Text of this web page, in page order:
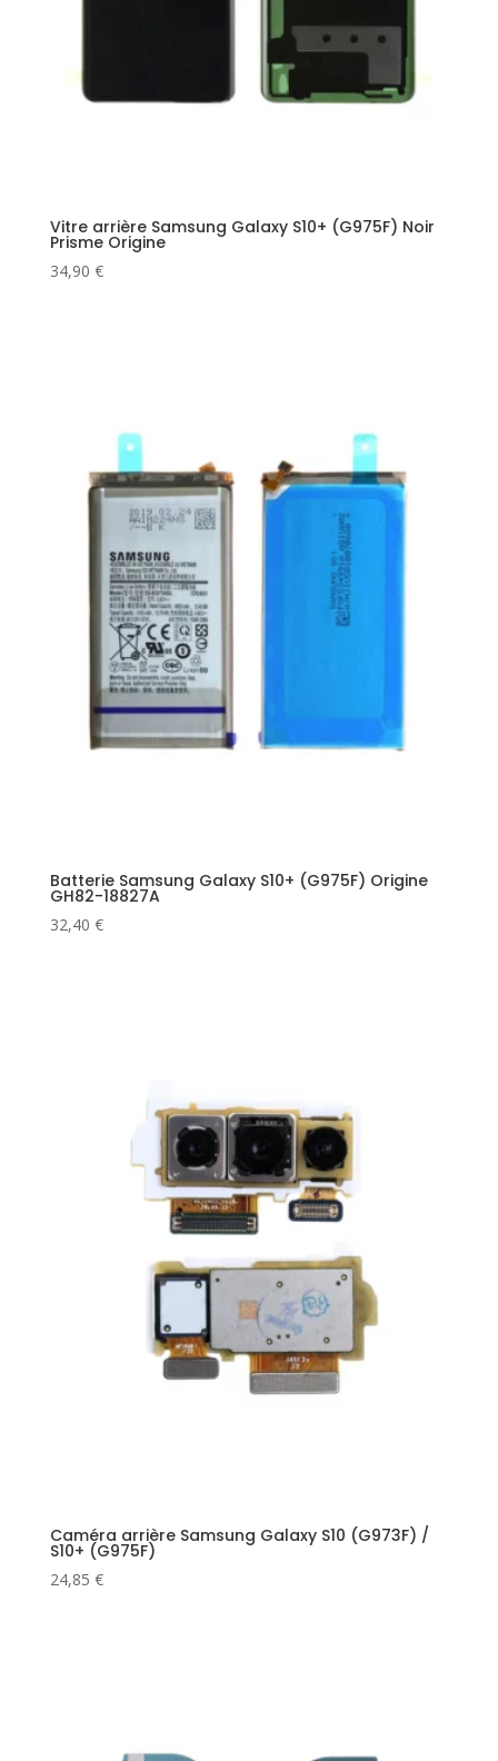
Vitre arrière Samsung Galaxy S10+ (G975F) Noir
Prisme Origine
34,90 €
Batterie Samsung Galaxy S10+ (G975F) Origine
GH82-18827A
32,40 €
Caméra arrière Samsung Galaxy S10 (G973F) /
S10+ (G975F)
24,85 €